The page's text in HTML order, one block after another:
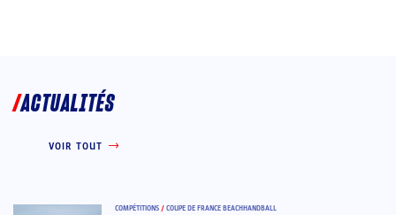
ACTUALITÉS
VOIR TOUT
COMPÉTITIONS / COUPE DE FRANCE BEACHHANDBALL